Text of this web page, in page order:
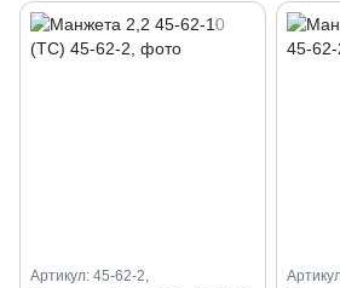
Артикул: 45-62-2,